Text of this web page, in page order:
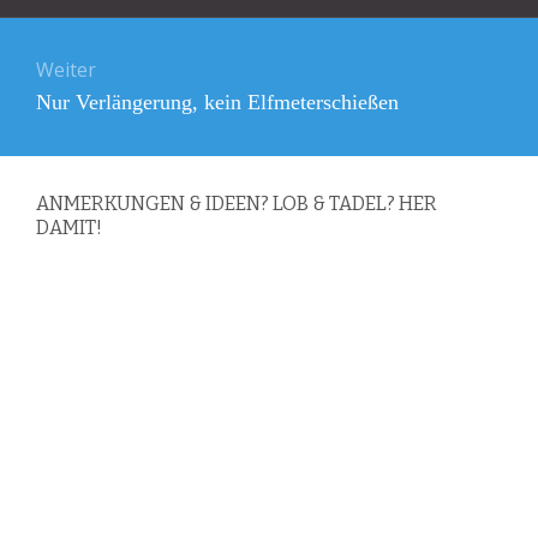
Weiter
Nächster
Nur Verlängerung, kein Elfmeterschießen
ANMERKUNGEN & IDEEN? LOB & TADEL? HER
DAMIT!